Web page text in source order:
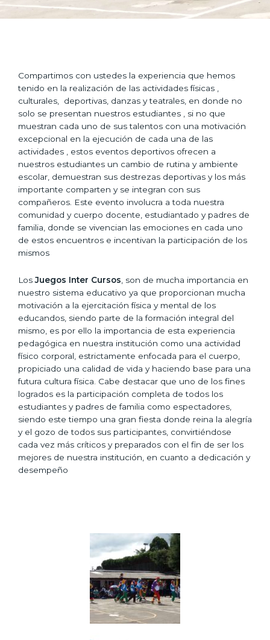
Compartimos con ustedes la experiencia que hemos
tenido en la realización de las actividades físicas ,
culturales, deportivas, danzas y teatrales, en donde no
solo se presentan nuestros estudiantes , si no que
muestran cada uno de sus talentos con una motivación
excepcional en la ejecución de cada una de las
actividades , estos eventos deportivos ofrecen a
nuestros estudiantes un cambio de rutina y ambiente
escolar, demuestran sus destrezas deportivas y los más
importante comparten y se integran con sus
compañeros. Este evento involucra a toda nuestra
comunidad y cuerpo docente, estudiantado y padres de
familia, donde se vivencian las emociones en cada uno
de estos encuentros e incentivan la participación de los
mismos
LosJuegos Inter Cursos , son de mucha importancia en
nuestro sistema educativo ya que proporcionan mucha
motivación a la ejercitación física y mental de los
educandos, siendo parte de la formación integral del
mismo, es por ello la importancia de esta experiencia
pedagógica en nuestra institución como una actividad
físico corporal, estrictamente enfocada para el cuerpo,
propiciado una calidad de vida y haciendo base para una
futura cultura física. Cabe destacar que uno de los fines
logrados es la participación completa de todos los
estudiantes y padres de familia como espectadores,
siendo este tiempo una gran fiesta donde reina la alegría
y el gozo de todos sus participantes, convirtiéndose
cada vez más críticos y preparados con el fin de ser los
mejores de nuestra institución, en cuanto a dedicación y
desempeño